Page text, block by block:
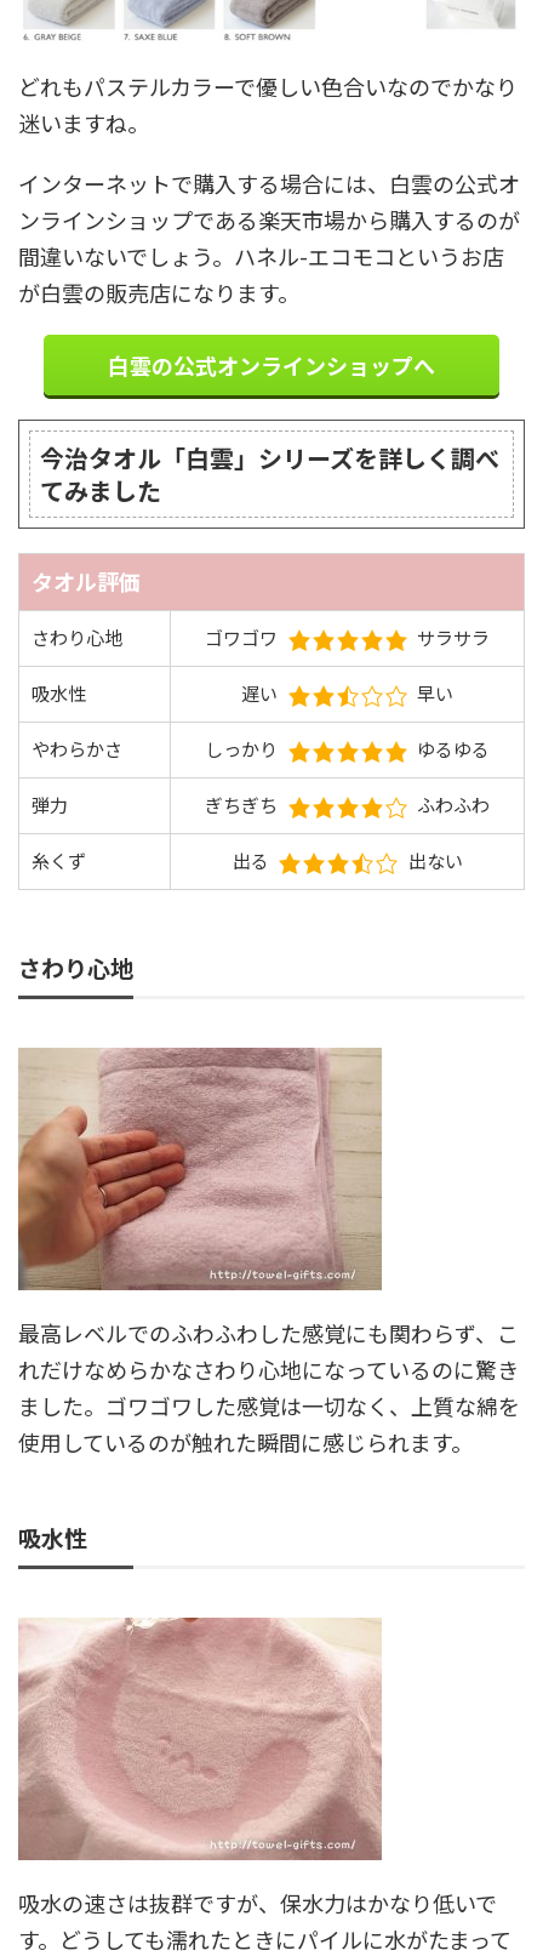
どれもパステルカラーで優しい色合いなのでかなり
迷いますね。
インターネットで購入する場合には、白雲の公式オ
ンラインショップである楽天市場から購入するのが
間違いないでしょう。ハネル-エコモコというお店
が白雲の販売店になります。
白雲の公式オンラインショップへ
今治タオル「白雲」シリーズを詳しく調べ
てみました
タオル評価
さわり心地 ゴワゴワ サラサラ
吸水性 遅い 早い
やわらかさ しっかり ゆるゆる
弾力 ぎちぎち ふわふわ
糸くず 出る 出ない
さわり心地
最高レベルでのふわふわした感覚にも関わらず、こ
れだけなめらかなさわり心地になっているのに驚き
ました。ゴワゴワした感覚は一切なく、上質な綿を
使用しているのが触れた瞬間に感じられます。
吸水性
吸水の速さは抜群ですが、保水力はかなり低いで
す。どうしても濡れたときにパイルに水がたまって